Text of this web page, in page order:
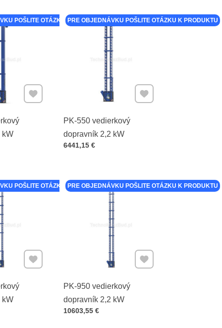
kW
POŠLITE OTÁZKU K PRODUKTU
Pridať k Obľúbeným
PK-550 vedierkový
dopravník 2,2 kW
Cena s DPH
6441,15 €
PRE OBJEDNÁVKU POŠLITE OTÁZKU K PRODUKTU
Pridať k Obľúbeným
kW
POŠLITE OTÁZKU K PRODUKTU
Pridať k Obľúbeným
PK-950 vedierkový
dopravník 2,2 kW
Cena s DPH
10603,55 €
PRE OBJEDNÁVKU POŠLITE OTÁZKU K PRODUKTU
Pridať k Obľúbeným